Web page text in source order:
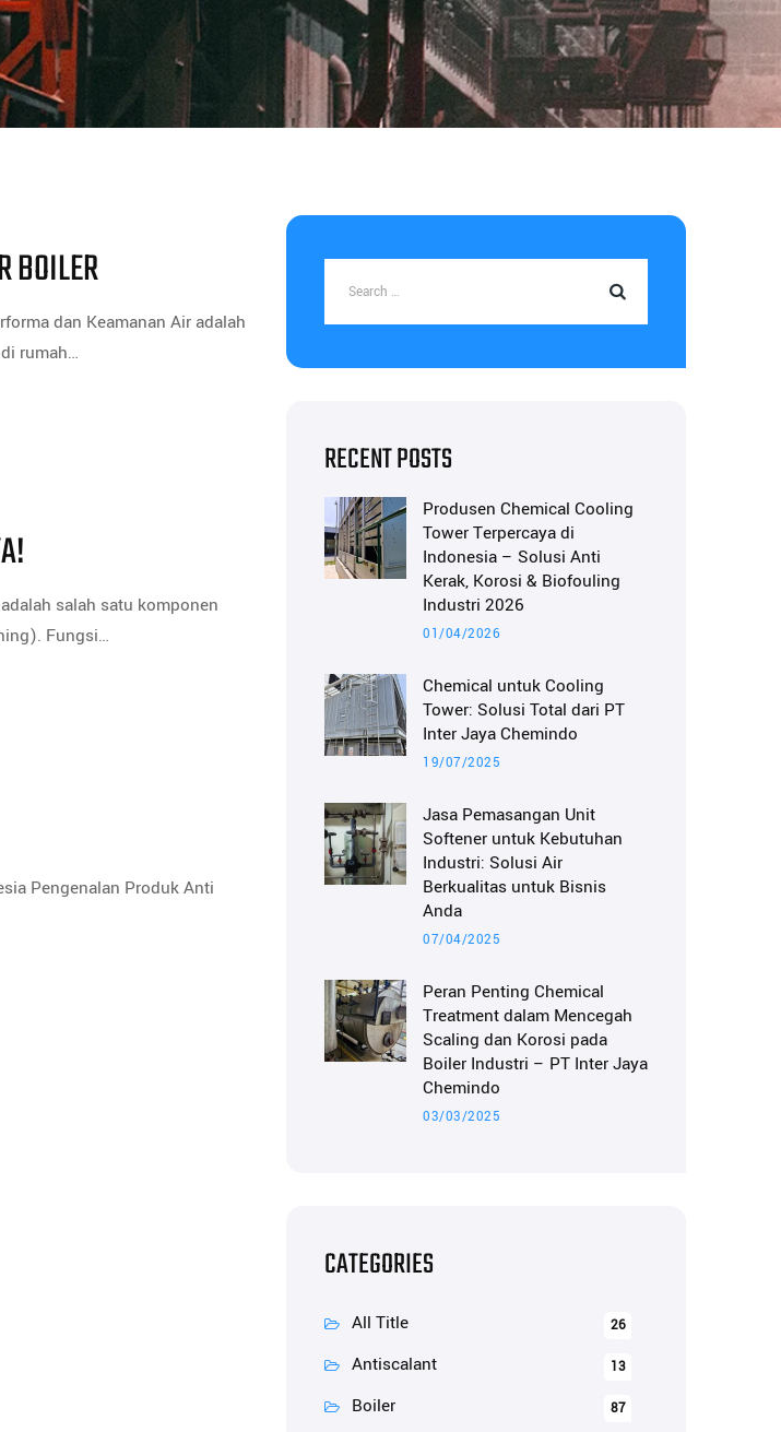
BOILER
dan Keamanan Air adalah
rumah…
salah satu komponen
Fungsi…
Pengenalan Produk Anti
RECENT POSTS
Produsen Chemical Cooling
Tower Terpercaya di
Indonesia – Solusi Anti
Kerak, Korosi & Biofouling
Industri 2026
01/04/2026
Chemical untuk Cooling
Tower: Solusi Total dari PT
Inter Jaya Chemindo
19/07/2025
Jasa Pemasangan Unit
Softener untuk Kebutuhan
Industri: Solusi Air
Berkualitas untuk Bisnis
Anda
07/04/2025
Peran Penting Chemical
Treatment dalam Mencegah
Scaling dan Korosi pada
Boiler Industri – PT Inter Jaya
Chemindo
03/03/2025
CATEGORIES
All Title 26
Antiscalant 13
Boiler 87